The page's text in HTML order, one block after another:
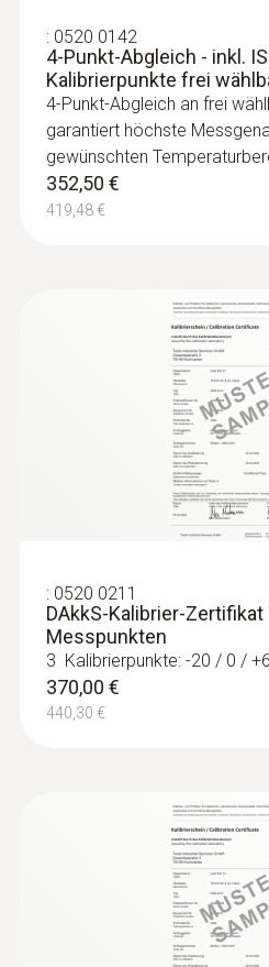
ohne Vorbohren; TE
Einschrauben
Einfaches Einschrauben
kein Vorbohren
162,00 €
192,78 €
mit FEP-Leitung
Robuster Fühler aus
Messaufgaben in der
139,00 €
165,41 €
: 0520 0142
4-Punkt-Abgleich - inkl.
Kalibrierpunkte frei
4-Punkt-Abgleich an frei
garantiert höchste
gewünschten
352,50 €
419,48 €
: 0520 0211
DAkkS-Kalibrier-
Messpunkten
3 Kalibrierpunkte: -20 / 0 /
370,00 €
440,30 €